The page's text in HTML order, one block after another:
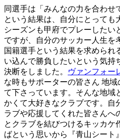
同選手は「みんなの力を合わせ
という結果は、自分にとっても
シーズンも甲府でプレーしたい
ですが、自分のサッカー人生を
国籍選手という結果を求められ
い込んで勝負したいという気持
決断をしました。
ヴァンフォー
な時もサポーターの皆さん 地
て下さっています。そんな地域
かくて大好きなクラブです。自
ラブや応援してくれた皆さんへ
とクラブを結びつけるキッカケ
ばという思いから『青山シート